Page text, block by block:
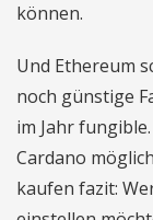
können.
Und Ethereum
noch günstige
im Jahr
Cardano
kaufen fazit: